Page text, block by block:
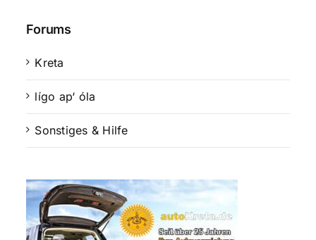
Forums
Kreta
lígo ap‘ óla
Sonstiges & Hilfe